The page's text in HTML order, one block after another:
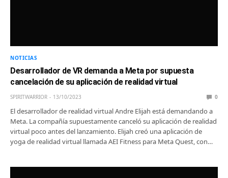
NOTICIAS
Desarrollador de VR demanda a Meta por supuesta
cancelación de su aplicación de realidad virtual
SPIRITWARRIOR 13/10/2023 0
El desarrollador de realidad virtual Andre Elijah está demandando a
Meta. La compañía supuestamente canceló su aplicación de realidad
virtual poco antes del lanzamiento. Elijah creó una aplicación de
yoga de realidad virtual llamada AEI Fitness para Meta Quest, con…